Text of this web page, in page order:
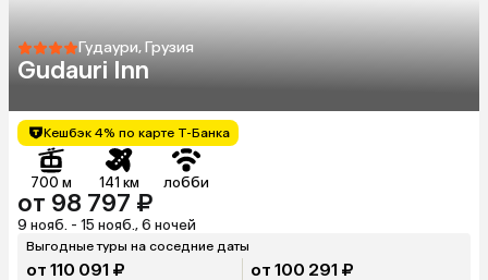
Гудаури, Грузия
Gudauri Inn
Кешбэк 4% по карте Т-Банка
700 м 141 км лобби
от 98 797 ₽
9 нояб. - 15 нояб., 6 ночей
Выгодные туры на соседние даты
от 110 091 ₽ от 100 291 ₽